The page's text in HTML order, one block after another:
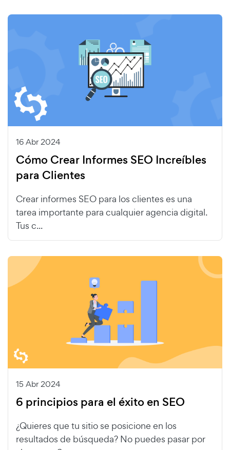
16 Abr 2024
Cómo Crear Informes SEO Increíbles
para Clientes
Crear informes SEO para los clientes es una
tarea importante para cualquier agencia digital.
Tus c...
15 Abr 2024
6 principios para el éxito en SEO
¿Quieres que tu sitio se posicione en los
resultados de búsqueda? No puedes pasar por